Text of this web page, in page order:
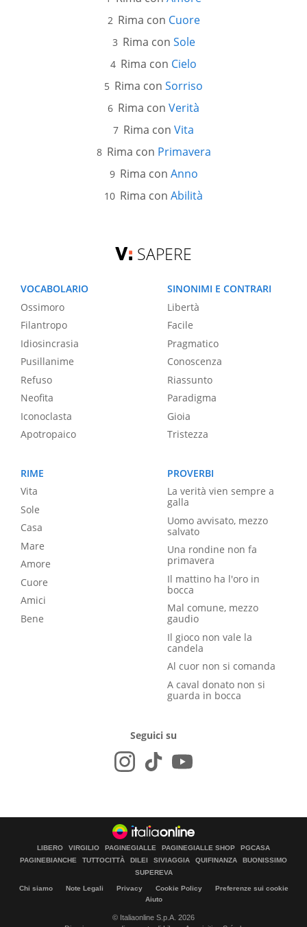
Rima con Cuore
Rima con Sole
Rima con Cielo
Rima con Sorriso
Rima con Verità
Rima con Vita
Rima con Primavera
Rima con Anno
Rima con Abilità
SAPERE
VOCABOLARIO
Ossimoro
Filantropo
Idiosincrasia
Pusillanime
Refuso
Neofita
Iconoclasta
Apotropaico
SINONIMI E CONTRARI
Libertà
Facile
Pragmatico
Conoscenza
Riassunto
Paradigma
Gioia
Tristezza
RIME
Vita
Sole
Casa
Mare
Amore
Cuore
Amici
Bene
PROVERBI
La verità vien sempre a
galla
Uomo avvisato, mezzo
salvato
Una rondine non fa
primavera
Il mattino ha l'oro in
bocca
Mal comune, mezzo
gaudio
Il gioco non vale la
candela
Al cuor non si comanda
A caval donato non si
guarda in bocca
Seguici su
LIBERO VIRGILIO PAGINEGIALLE PAGINEGIALLE SHOP
PGCASA
PAGINEBIANCHE
TUTTOCITTÀ DILEI SIVIAGGIA QUIFINANZA
BUONISSIMO
SUPEREVA
Chi siamo Note Legali Privacy Cookie Policy
Preferenze sui cookie
Aiuto
© Italiaonline S.p.A. 2026